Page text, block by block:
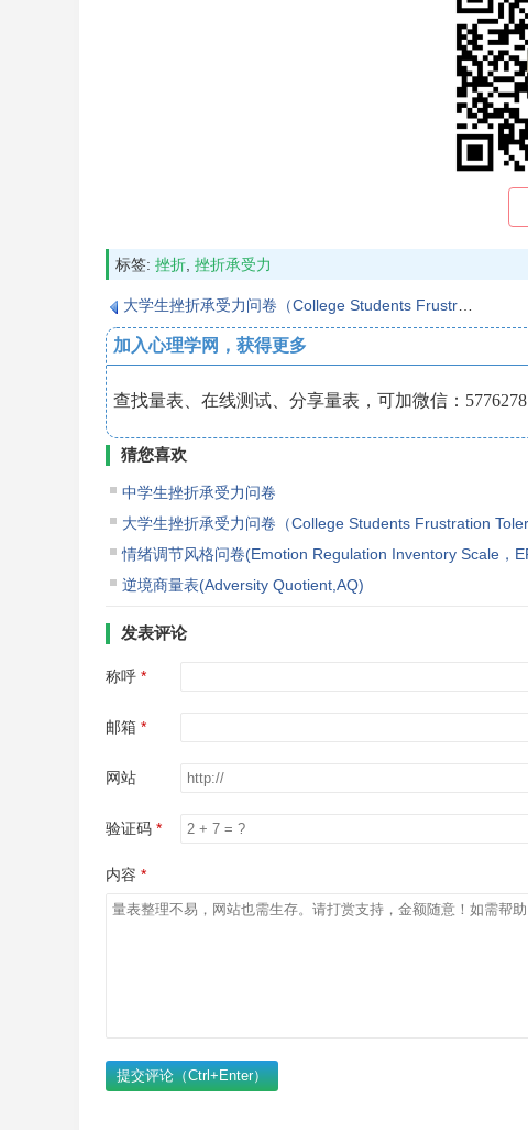
标签: 挫折 挫折承受力
加入心理学网，获得更多
查找量表、在线测试、分享量表，可加微信：
猜您喜欢
中学生挫折承受力问卷
大学生挫折承受力问卷（College Students Frustration
情绪调节风格问卷(Emotion Regulation Inventory Scale，
逆境商量表(Adversity Quotient,AQ)
发表评论
称呼
邮箱
网站
验证码
内容
提交评论（Ctrl+Enter）